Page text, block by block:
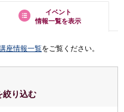
イベント
情報一覧を表示
座情報一覧をご覧ください。
絞り込む